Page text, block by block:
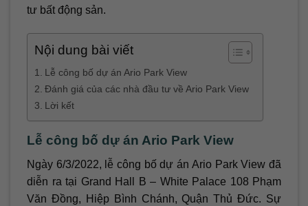
tư bất động sản.
Nội dung bài viết
Lễ công bố dự án Ario Park View
Đánh giá của các nhà đầu tư về Ario Park View
Lời kết
Lễ công bố dự án Ario Park View
Ngày 6/3/2022, lễ công bố dự án Ario Park View đã
diễn ra tại Grand Hall B – White Palace 108 Phạm
Văn Đồng, Hiệp Bình Chánh, Quận Thủ Đức. Sự